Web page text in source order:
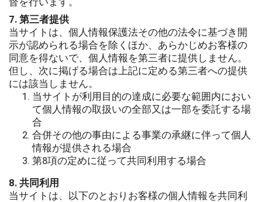
7. 第三者提供
当サイトは、個人情報保護法その他の法令に基づき開
示が認められる場合を除くほか、あらかじめお客様の
同意を得ないで、個人情報を第三者に提供しません。
但し、次に掲げる場合は上記に定める第三者への提供
には該当しません。
当サイトが利用目的の達成に必要な範囲内におい
て個人情報の取扱いの全部又は一部を委託する場
合
合併その他の事由による事業の承継に伴って個人
情報が提供される場合
第8項の定めに従って共同利用する場合
8. 共同利用
当サイトは、以下のとおりお客様の個人情報を共同利